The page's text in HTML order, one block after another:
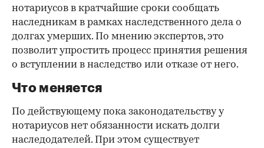
нотариусов в кратчайшие сроки сообщать
наследникам в рамках наследственного дела о
долгах умерших. По мнению экспертов, это
позволит упростить процесс принятия решения
о вступлении в наследство или отказе от него.
Что меняется
По действующему пока законодательству у
нотариусов нет обязанности искать долги
наследодателей. При этом существует